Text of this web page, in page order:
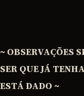
~ OBSERVAÇÕES
SER QUE JÁ
ESTÁ DADO ~